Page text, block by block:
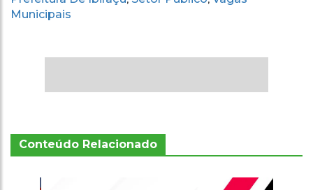
Municipais
Conteúdo Relacionado